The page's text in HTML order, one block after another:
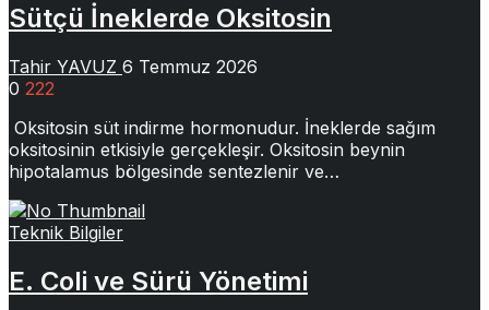
Sütçü İneklerde Oksitosin
Tahir YAVUZ 6 Temmuz 2026
0 222
Oksitosin süt indirme hormonudur. İneklerde sağım
oksitosinin etkisiyle gerçekleşir. Oksitosin beynin
hipotalamus bölgesinde sentezlenir ve…
Teknik Bilgiler
E. Coli ve Sürü Yönetimi